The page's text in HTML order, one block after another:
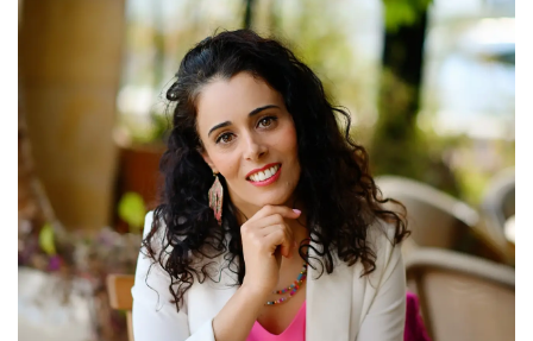
קראתי ואני מאשר/ת אתמדיניות הפרטיותשל
האתר, ומסכים/ה לשמירת המידע לצורך טיפול
בפנייתי (חובה)